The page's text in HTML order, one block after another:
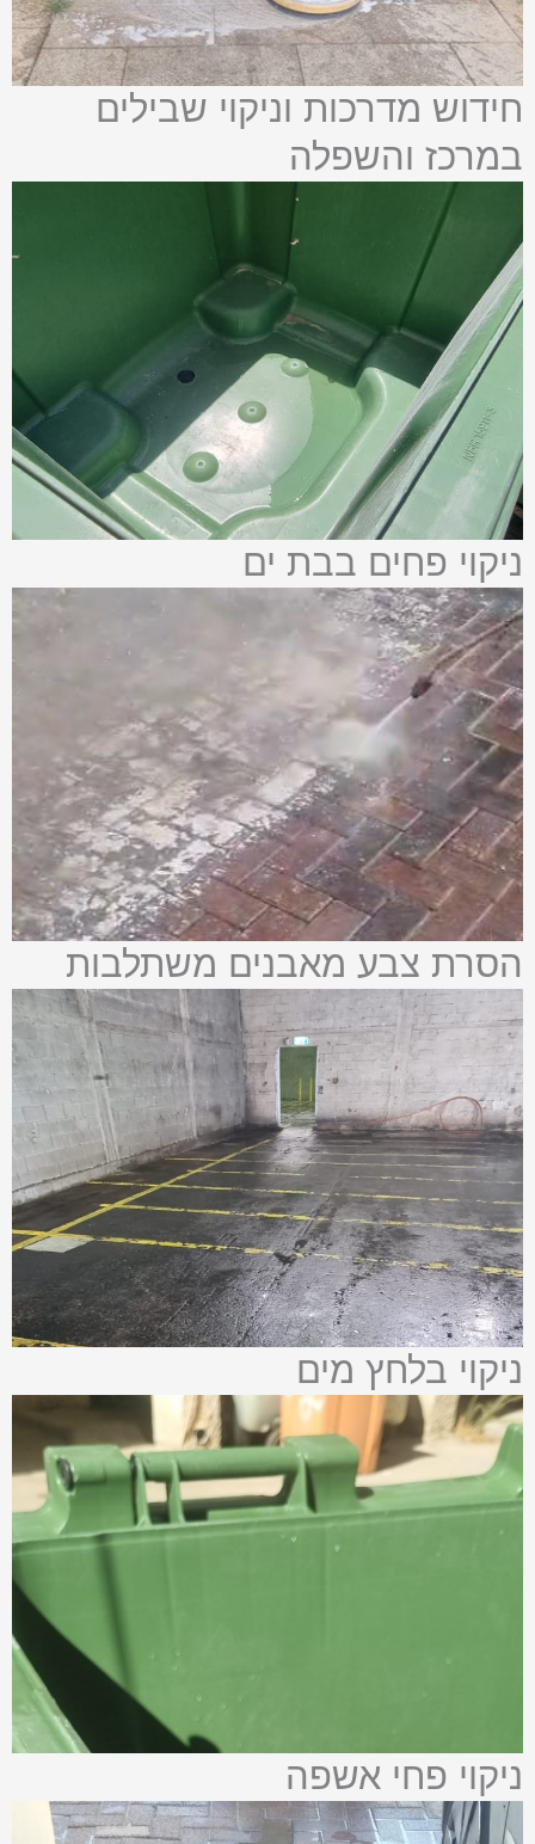
חידוש מדרכות וניקוי שבילים
במרכז והשפלה
ניקוי פחים בבת ים
הסרת צבע מאבנים משתלבות
ניקוי בלחץ מים
ניקוי פחי אשפה